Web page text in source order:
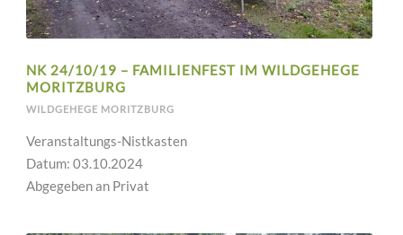
NK 24/10/19 – FAMILIENFEST IM WILDGEHEGE
MORITZBURG
WILDGEHEGE MORITZBURG
Veranstaltungs-Nistkasten
Datum: 03.10.2024
Abgegeben an Privat